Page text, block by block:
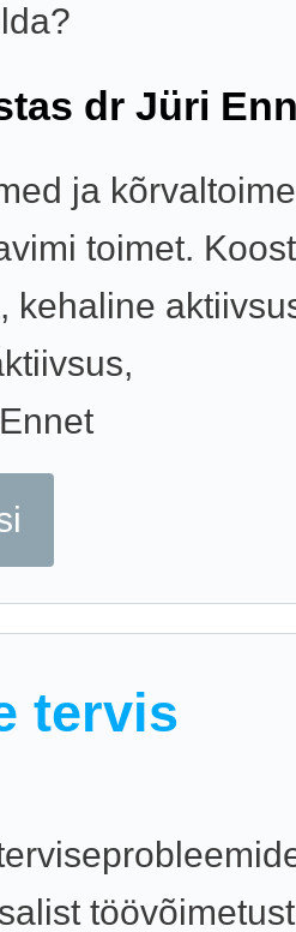
dr Jüri
ja
toimet.
kehaline
tervis